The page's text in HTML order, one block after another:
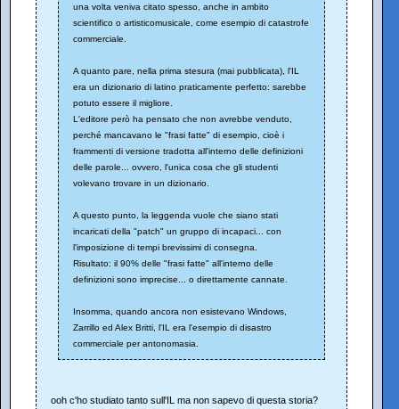
una volta veniva citato spesso, anche in ambito
scientifico o artisticomusicale, come esempio di catastrofe
commerciale.
A quanto pare, nella prima stesura (mai pubblicata), l'IL
era un dizionario di latino praticamente perfetto: sarebbe
potuto essere il migliore.
L'editore però ha pensato che non avrebbe venduto,
perché mancavano le "frasi fatte" di esempio, cioè i
frammenti di versione tradotta all'interno delle definizioni
delle parole... ovvero, l'unica cosa che gli studenti
volevano trovare in un dizionario.
A questo punto, la leggenda vuole che siano stati
incaricati della "patch" un gruppo di incapaci... con
l'imposizione di tempi brevissimi di consegna.
Risultato: il 90% delle "frasi fatte" all'interno delle
definizioni sono imprecise... o direttamente cannate.
Insomma, quando ancora non esistevano Windows,
Zarrillo ed Alex Britti, l'IL era l'esempio di disastro
commerciale per antonomasia.
ooh c'ho studiato tanto sull'IL ma non sapevo di questa storia?